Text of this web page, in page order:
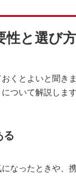
性と選び方
くとよいと聞き
ついて解説します
る
なったときや、